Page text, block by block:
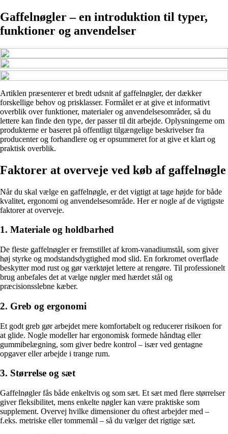
Gaffelnøgler – en introduktion til typer,
funktioner og anvendelser
Artiklen præsenterer et bredt udsnit af gaffelnøgler, der dækker
forskellige behov og prisklasser. Formålet er at give et informativt
overblik over funktioner, materialer og anvendelsesområder, så du
lettere kan finde den type, der passer til dit arbejde. Oplysningerne om
produkterne er baseret på offentligt tilgængelige beskrivelser fra
producenter og forhandlere og er opsummeret for at give et klart og
praktisk overblik.
Faktorer at overveje ved køb af gaffelnøgle
Når du skal vælge en gaffelnøgle, er det vigtigt at tage højde for både
kvalitet, ergonomi og anvendelsesområde. Her er nogle af de vigtigste
faktorer at overveje.
1. Materiale og holdbarhed
De fleste gaffelnøgler er fremstillet af krom-vanadiumstål, som giver
høj styrke og modstandsdygtighed mod slid. En forkromet overflade
beskytter mod rust og gør værktøjet lettere at rengøre. Til professionelt
brug anbefales det at vælge nøgler med hærdet stål og
præcisionsslebne kæber.
2. Greb og ergonomi
Et godt greb gør arbejdet mere komfortabelt og reducerer risikoen for
at glide. Nogle modeller har ergonomisk formede håndtag eller
gummibelægning, som giver bedre kontrol – især ved gentagne
opgaver eller arbejde i trange rum.
3. Størrelse og sæt
Gaffelnøgler fås både enkeltvis og som sæt. Et sæt med flere størrelser
giver fleksibilitet, mens enkelte nøgler kan være praktiske som
supplement. Overvej hvilke dimensioner du oftest arbejder med –
f.eks. metriske eller tommemål – så du vælger det rigtige sæt.